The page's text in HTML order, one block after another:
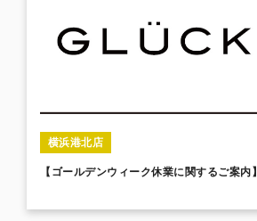
横浜港北店
【ゴールデンウィーク休業に関するご案内】